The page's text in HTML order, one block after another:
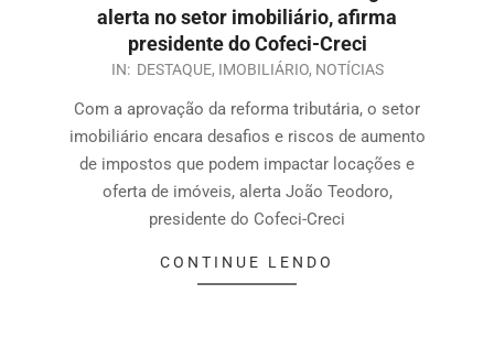
alerta no setor imobiliário, afirma
presidente do Cofeci-Creci
IN: DESTAQUE, IMOBILIÁRIO, NOTÍCIAS
Com a aprovação da reforma tributária, o setor
imobiliário encara desafios e riscos de aumento
de impostos que podem impactar locações e
oferta de imóveis, alerta João Teodoro,
presidente do Cofeci-Creci
CONTINUE LENDO